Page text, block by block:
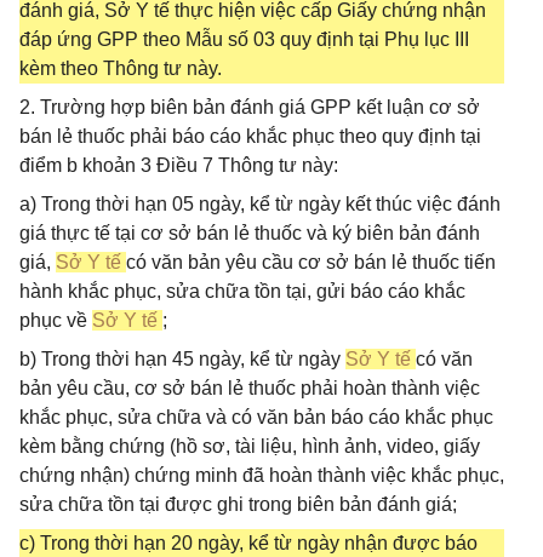
đánh giá, Sở Y tế thực hiện việc cấp Giấy chứng nhận
đáp ứng GPP theo Mẫu số 03 quy định tại Phụ lục III
kèm theo Thông tư này.
2. Trường hợp biên bản đánh giá GPP kết luận cơ sở
bán lẻ thuốc phải báo cáo khắc phục theo quy định tại
điểm b khoản 3 Điều 7 Thông tư này:
a) Trong thời hạn 05 ngày, kể từ ngày kết thúc việc đánh
giá thực tế tại cơ sở bán lẻ thuốc và ký biên bản đánh
giá, Sở Y tế có văn bản yêu cầu cơ sở bán lẻ thuốc tiến
hành khắc phục, sửa chữa tồn tại, gửi báo cáo khắc
phục về Sở Y tế ;
b) Trong thời hạn 45 ngày, kể từ ngày Sở Y tế có văn
bản yêu cầu, cơ sở bán lẻ thuốc phải hoàn thành việc
khắc phục, sửa chữa và có văn bản báo cáo khắc phục
kèm bằng chứng (hồ sơ, tài liệu, hình ảnh, video, giấy
chứng nhận) chứng minh đã hoàn thành việc khắc phục,
sửa chữa tồn tại được ghi trong biên bản đánh giá;
c) Trong thời hạn 20 ngày, kể từ ngày nhận được báo